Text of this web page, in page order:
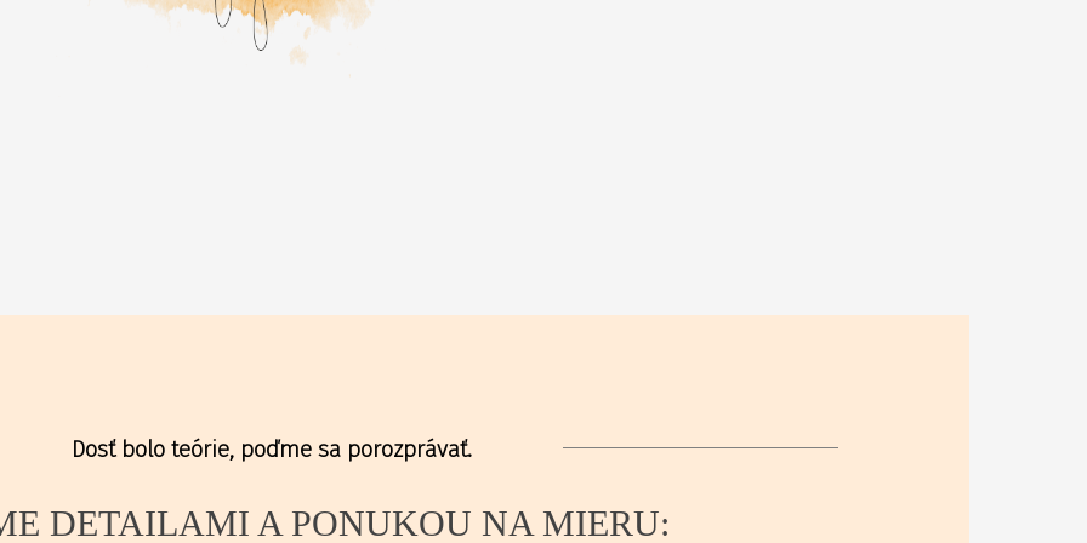
Dosť bolo teórie, poďme sa porozprávať.
DETAILAMI A PONUKOU NA MIERU: